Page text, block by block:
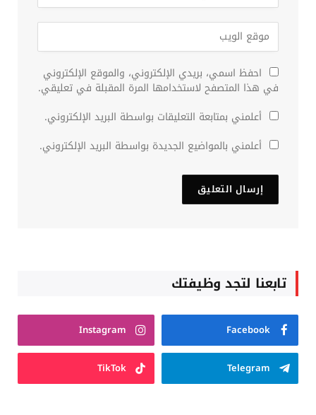
احفظ اسمي، بريدي الإلكتروني، والموقع الإلكتروني
في هذا المتصفح لاستخدامها المرة المقبلة في تعليقي.
أعلمني بمتابعة التعليقات بواسطة البريد الإلكتروني.
أعلمني بالمواضيع الجديدة بواسطة البريد الإلكتروني.
تابعنا لتجد وظيفتك
Facebook
Instagram
Telegram
TikTok